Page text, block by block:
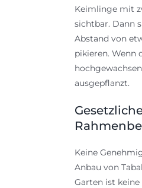
Keimlinge mit
sichtbar. Dann
Abstand von
pikieren. Wenn
ausgepflanzt.
Keine
Anbau von
Garten ist